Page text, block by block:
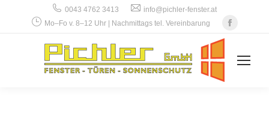
0043 4762 3413
info@pichler-fenster.at
Mo–Fo v. 8–12 Uhr | Nachmittags tel. Vereinbarung